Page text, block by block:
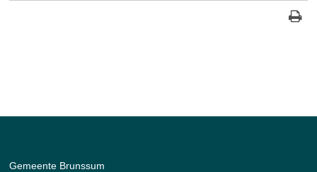
Gemeente Brunssum